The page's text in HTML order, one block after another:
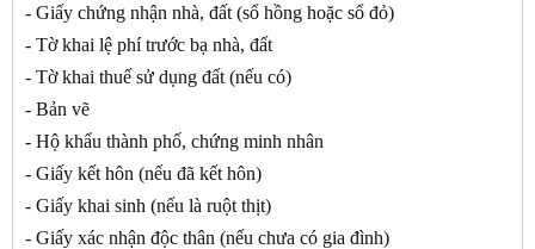
- Giấy chứng nhận nhà, đất (sổ hồng hoặc sổ đỏ)
- Tờ khai lệ phí trước bạ nhà, đất
- Tờ khai thuế sử dụng đất (nếu có)
- Bản vẽ
- Hộ khẩu thành phố, chứng minh nhân
- Giấy kết hôn (nếu đã kết hôn)
- Giấy khai sinh (nếu là ruột thịt)
- Giấy xác nhận độc thân (nếu chưa có gia đình)